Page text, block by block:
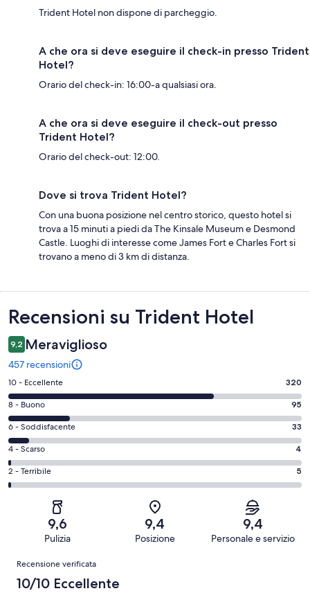
Trident Hotel non dispone di parcheggio.
A che ora si deve eseguire il check-in presso Trident
Hotel?
Orario del check-in: 16:00-a qualsiasi ora.
A che ora si deve eseguire il check-out presso
Trident Hotel?
Orario del check-out: 12:00.
Dove si trova Trident Hotel?
Con una buona posizione nel centro storico, questo hotel si
trova a 15 minuti a piedi da The Kinsale Museum e Desmond
Castle. Luoghi di interesse come James Fort e Charles Fort si
trovano a meno di 3 km di distanza.
Recensioni
Recensioni su Trident Hotel
9,2 Meraviglioso
457 recensioni
Valutazione
di
10
-
Eccellente.
320
su
457
recensioni
10 - Eccellente 320
Valutazione
di
8
-
Buono.
95
su
recensioni
8 - Buono 95
Valutazione
di
6
-
Soddisfacente.
recensioni
6 - Soddisfacente 33
Valutazione
di
4
recensioni
4 - Scarso 4
Valutazione
di
Terribile.
su
recensioni
2 - Terribile 5
9,6
Pulizia
9,4
Posizione
9,4
Personale e servizio
Recensioni
Recensione verificata
10/10 Eccellente